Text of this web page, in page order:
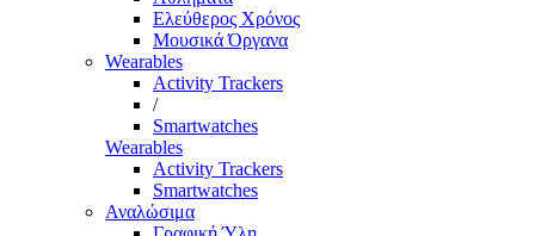
Ελεύθερος Χρόνος
Μουσικά Όργανα
Wearables
Activity Trackers
/
Smartwatches
Wearables
Activity Trackers
Smartwatches
Αναλώσιμα